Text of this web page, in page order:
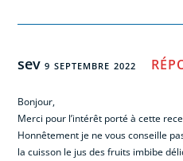
sev9 SEPTEMBRE 2022
Bonjour,
Merci pour l’intérêt porté à cette
Honnêtement je ne vous conseille
la cuisson le jus des fruits imbibe